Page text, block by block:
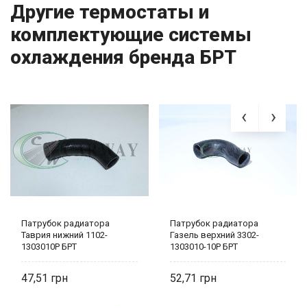
Другие термостаты и
комплектующие системы
охлаждения бренда БРТ
Патрубок радиатора
Таврия нижний 1102-
1303010Р БРТ
47,51
Патрубок радиатора
Газель верхний 3302-
1303010-10Р БРТ
52,71